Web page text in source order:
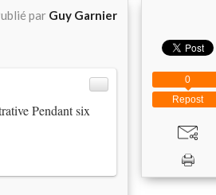
par Guy Garnier
Pendant six
Repost
0